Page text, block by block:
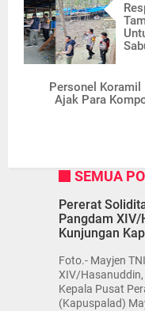
Personel
Ajak Para
SEMUA
Pererat
Pangdam
Kunjungan
Foto.- Mayjen
XIV/
Kepala Pusat
(Kapuspalad)